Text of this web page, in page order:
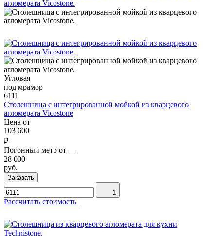
Угловая
под мрамор
6111
Столешница с интегрированной мойкой из кварцевого
агломерата Vicostone
Цена от
103 600
₽
Погонный метр от —
28 000
руб.
Заказать
1
Рассчитать стоимость